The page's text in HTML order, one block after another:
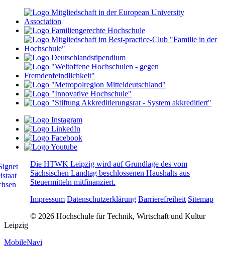
Die HTWK Leipzig wird auf Grundlage des vom
Sächsischen Landtag beschlossenen Haushalts aus
Steuermitteln mitfinanziert.
Impressum Datenschutzerklärung Barrierefreiheit Sitemap
© 2026 Hochschule für Technik, Wirtschaft und Kultur
Leipzig
MobileNavi